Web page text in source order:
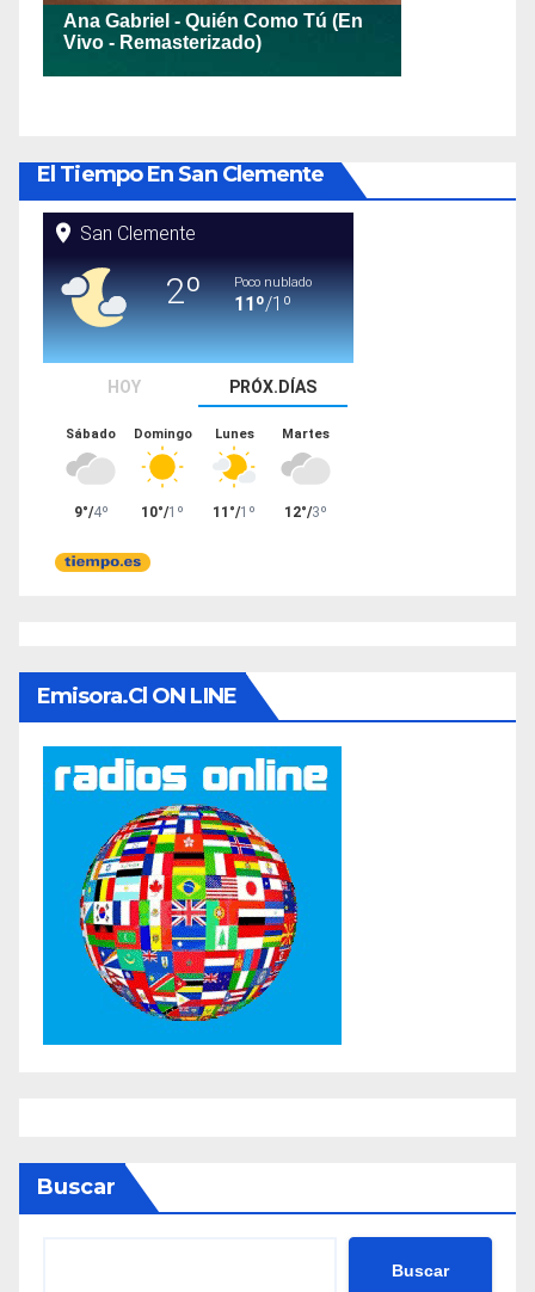
El Tiempo En San Clemente
Emisora.cl ON LINE
Buscar
Buscar